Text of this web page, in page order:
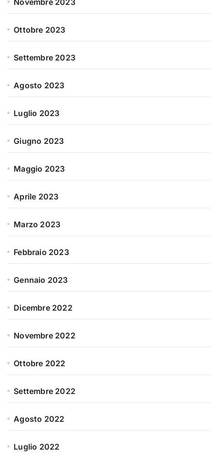
Novembre 2023
Ottobre 2023
Settembre 2023
Agosto 2023
Luglio 2023
Giugno 2023
Maggio 2023
Aprile 2023
Marzo 2023
Febbraio 2023
Gennaio 2023
Dicembre 2022
Novembre 2022
Ottobre 2022
Settembre 2022
Agosto 2022
Luglio 2022